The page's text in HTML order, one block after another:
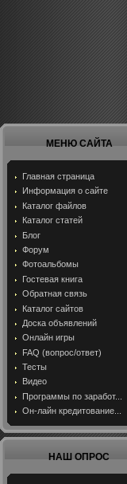
МЕНЮ САЙТА
Главная страница
Информация о сайте
Каталог файлов
Каталог статей
Блог
Форум
Фотоальбомы
Гостевая книга
Обратная связь
Каталог сайтов
Доска объявлений
Онлайн игры
FAQ (вопрос/ответ)
Тесты
Видео
Программы по заработ...
Он-лайн кредитование...
НАШ ОПРОС